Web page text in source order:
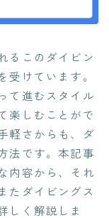
るこのダイビン
受けています。
て進むスタイル
楽しむことがで
軽さからも、ダ
法です。本記事
内容から、それ
たダイビングス
しく解説しま